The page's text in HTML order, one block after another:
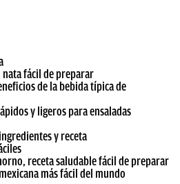
nata fácil de preparar
de la bebida típica de
y ligeros para ensaladas
y receta
receta saludable fácil de preparar
más fácil del mundo